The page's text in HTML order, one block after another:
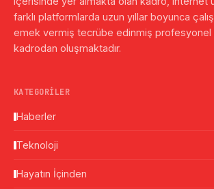
farklı platformlarda uzun yıllar boyunca
emek vermiş tecrübe edinmiş profesyonel
kadrodan oluşmaktadır.
KATEGORILER
Haberler
Teknoloji
Hayatın İçinden